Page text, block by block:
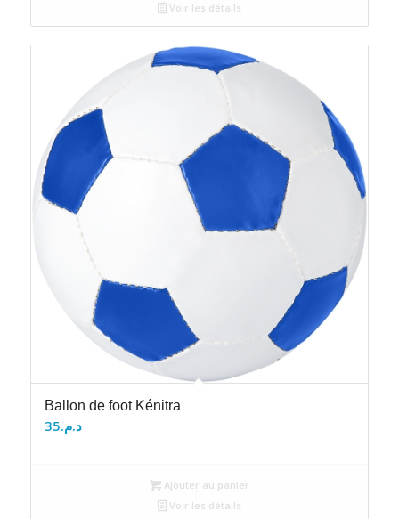
Voir les détails
Ballon de foot Kénitra
د.م.35
Ajouter au panier
Voir les détails